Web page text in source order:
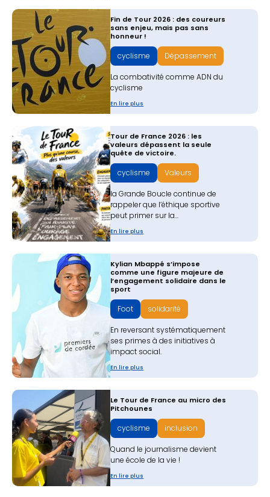
Fin de Tour 2026 : des coureurs
sans enjeu, mais pas sans
honneur !
cyclisme Dépassement
La combativité comme ADN du
cyclisme
En lire plus
Tour de France 2026 : les
valeurs dépassent la seule
quête de victoire.
cyclisme Valeurs
la Grande Boucle continue de
rappeler que l’éthique sportive
peut primer sur la...
En lire plus
Kylian Mbappé s’impose
comme une figure majeure de
l’engagement solidaire dans le
sport
Foot solidarité
En reversant systématiquement
ses primes à des initiatives à
impact social.
En lire plus
Le Tour de France au micro des
Pitchounes
cyclisme inclusion
Quand le journalisme devient
une école de la vie !
En lire plus